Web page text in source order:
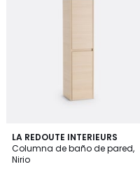
LA REDOUTE INTERIEURS
Columna de baño de pared,
Nirio
5
/
5